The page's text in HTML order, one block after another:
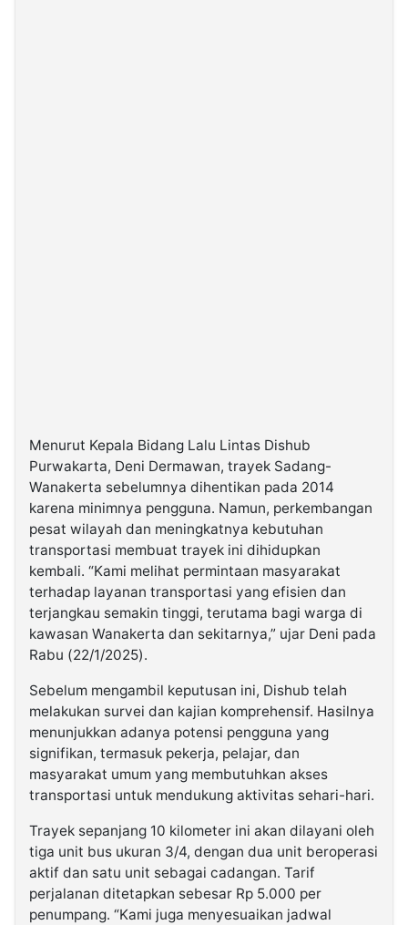
Menurut Kepala Bidang Lalu Lintas Dishub
Purwakarta, Deni Dermawan, trayek Sadang-
Wanakerta sebelumnya dihentikan pada 2014
karena minimnya pengguna. Namun, perkembangan
pesat wilayah dan meningkatnya kebutuhan
transportasi membuat trayek ini dihidupkan
kembali. “Kami melihat permintaan masyarakat
terhadap layanan transportasi yang efisien dan
terjangkau semakin tinggi, terutama bagi warga di
kawasan Wanakerta dan sekitarnya,” ujar Deni pada
Rabu (22/1/2025).
Sebelum mengambil keputusan ini, Dishub telah
melakukan survei dan kajian komprehensif. Hasilnya
menunjukkan adanya potensi pengguna yang
signifikan, termasuk pekerja, pelajar, dan
masyarakat umum yang membutuhkan akses
transportasi untuk mendukung aktivitas sehari-hari.
Trayek sepanjang 10 kilometer ini akan dilayani oleh
tiga unit bus ukuran 3/4, dengan dua unit beroperasi
aktif dan satu unit sebagai cadangan. Tarif
perjalanan ditetapkan sebesar Rp 5.000 per
penumpang. “Kami juga menyesuaikan jadwal